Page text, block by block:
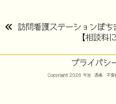
投
訪問看護ステーションぼち
【相談料
プライバシ
Copyright 2026 今治 西条 不登